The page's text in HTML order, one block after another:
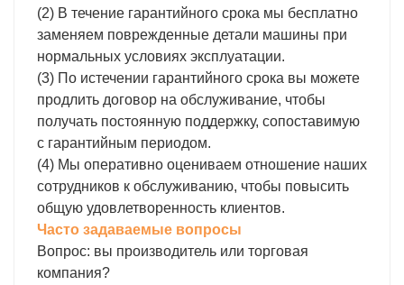
(2) В течение гарантийного срока мы бесплатно
заменяем поврежденные детали машины при
нормальных условиях эксплуатации.
(3) По истечении гарантийного срока вы можете
продлить договор на обслуживание, чтобы
получать постоянную поддержку, сопоставимую
с гарантийным периодом.
(4) Мы оперативно оцениваем отношение наших
сотрудников к обслуживанию, чтобы повысить
общую удовлетворенность клиентов.
Часто задаваемые вопросы
Вопрос: вы производитель или торговая
компания?